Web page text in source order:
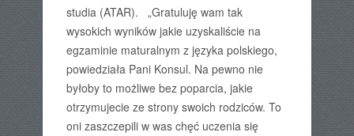
studia (ATAR). „Gratuluję wam tak
wysokich wyników jakie uzyskaliście na
egzaminie maturalnym z języka polskiego,
powiedziała Pani Konsul. Na pewno nie
byłoby to możliwe bez poparcia, jakie
otrzymujecie ze strony swoich rodziców. To
oni zaszczepili w was chęć uczenia się